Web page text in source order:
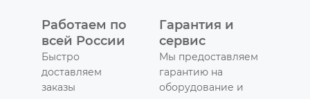
Работаем по
всей России
Быстро
доставляем
заказы
Гарантия и
сервис
Мы предоставляем
гарантию на
оборудование и